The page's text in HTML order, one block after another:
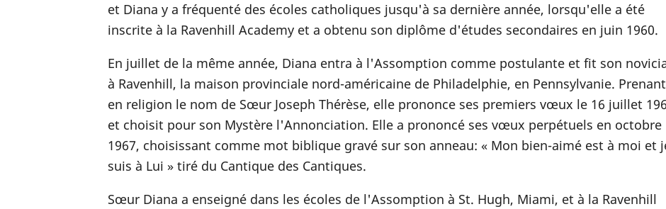
et Diana y a fréquenté des écoles catholiques jusqu'à sa dernière année, lorsqu'elle a été
inscrite à la Ravenhill Academy et a obtenu son diplôme d'études secondaires en juin 1960.
En juillet de la même année, Diana entra à l'Assomption comme postulante et fit son
à Ravenhill, la maison provinciale nord-américaine de Philadelphie, en Pennsylvanie. Prenant
en religion le nom de Sœur Joseph Thérèse, elle prononce ses premiers vœux le 16 juillet
et choisit pour son Mystère l'Annonciation. Elle a prononcé ses vœux perpétuels en octobre
1967, choisissant comme mot biblique gravé sur son anneau: « Mon bien-aimé est à moi et
suis à Lui » tiré du Cantique des Cantiques.
Sœur Diana a enseigné dans les écoles de l'Assomption à St. Hugh, Miami, et à la Ravenhill